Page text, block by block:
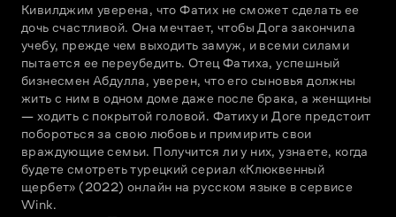
Кивилджим уверена, что Фатих не сможет сделать ее
дочь счастливой. Она мечтает, чтобы Дога закончила
учебу, прежде чем выходить замуж, и всеми силами
пытается ее переубедить. Отец Фатиха, успешный
бизнесмен Абдулла, уверен, что его сыновья должны
жить с ним в одном доме даже после брака, а женщины
— ходить с покрытой головой. Фатиху и Доге предстоит
побороться за свою любовь и примирить свои
враждующие семьи. Получится ли у них, узнаете, когда
будете смотреть турецкий сериал «Клюквенный
щербет» (2022) онлайн на русском языке в сервисе
Wink.